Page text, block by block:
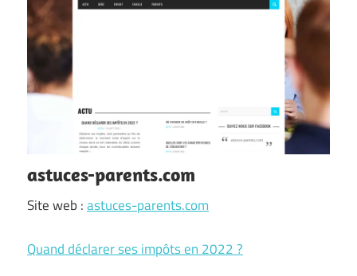
astuces-parents.com
Site web :astuces-parents.com
Quand déclarer ses impôts en 2022 ?